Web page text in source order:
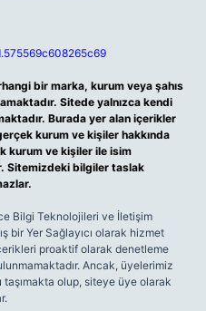
bir marka, kurum veya şahıs
Sitede yalnızca kendi
Burada yer alan içerikler
kurum ve kişiler hakkında
kurum ve kişiler ile isim
Sitemizdeki bilgiler taslak
Bilgi Teknolojileri ve İletişim
bir Yer Sağlayıcı olarak hizmet
proaktif olarak denetleme
Ancak, üyelerimiz
olup, siteye üye olarak